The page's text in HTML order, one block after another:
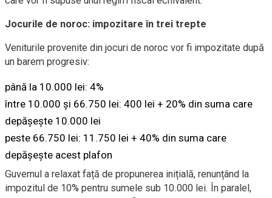
Jocurile de noroc: impozitare în trei trepte
Veniturile provenite din jocuri de noroc vor fi impozitate după
un barem progresiv:
până la 10.000 lei: 4%
între 10.000 și 66.750 lei: 400 lei + 20% din suma care
depășește 10.000 lei
peste 66.750 lei: 11.750 lei + 40% din suma care
depășește acest plafon
Guvernul a relaxat față de propunerea inițială, renunțând la
impozitul de 10% pentru sumele sub 10.000 lei. În paralel,